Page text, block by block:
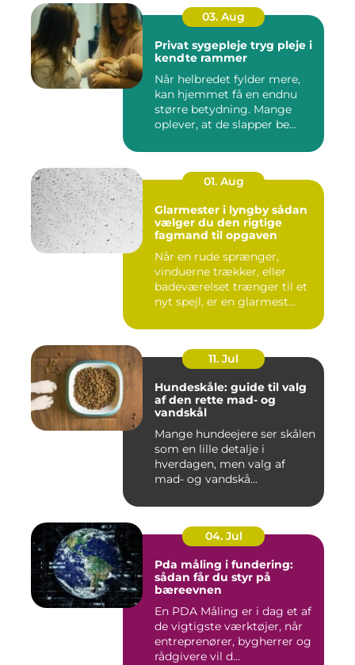
03. Aug
Privat sygepleje tryg pleje i
kendte rammer
Når helbredet fylder mere,
kan hjemmet få en endnu
større betydning. Mange
oplever, at de slapper be...
01. Aug
Glarmester i lyngby sådan
vælger du den rigtige
fagmand til opgaven
Når en rude sprænger,
vinduerne trækker, eller
badeværelset trænger til et
nyt spejl, er en glarmest...
11. Jul
Hundeskåle: guide til valg
af den rette mad- og
vandskål
Mange hundeejere ser skålen
som en lille detalje i
hverdagen, men valg af
mad- og vandskå...
04. Jul
Pda måling i fundering:
sådan får du styr på
bæreevnen
En PDA Måling er i dag et af
de vigtigste værktøjer, når
entreprenører, bygherrer og
rådgivere vil d...